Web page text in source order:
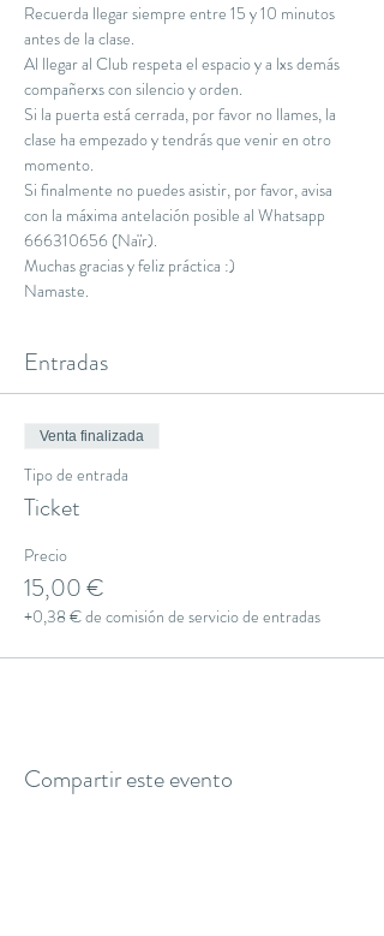
Recuerda llegar siempre entre 15 y 10 minutos
antes de la clase.
Al llegar al Club respeta el espacio y a lxs demás
compañerxs con silencio y orden.
Si la puerta está cerrada, por favor no llames, la
clase ha empezado y tendrás que venir en otro
momento.
Si finalmente no puedes asistir, por favor, avisa
con la máxima antelación posible al Whatsapp
666310656 (Naïr).
Muchas gracias y feliz práctica :)
Namaste.
Entradas
Venta finalizada
Tipo de entrada
Ticket
Precio
15,00 €
+0,38 € de comisión de servicio de entradas
Compartir este evento